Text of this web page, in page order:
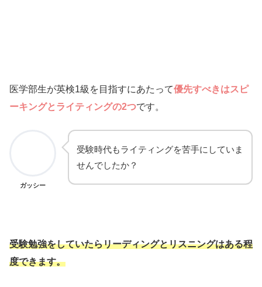
医学部生が英検1級を目指すにあたって優先すべきはスピ
ーキングとライティングの2つです。
ガッシー
受験時代もライティングを苦手にしていま
せんでしたか？
受験勉強をしていたらリーディングとリスニングはある程
度できます。